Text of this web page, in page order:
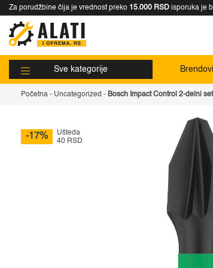
Za porudžbine čija je vrednost preko 15.000 RSD isporuka je
Sve kategorije Brendovi
Početna - Uncategorized - Bosch Impact Control 2-delni
-17%
Ušteda
40 RSD